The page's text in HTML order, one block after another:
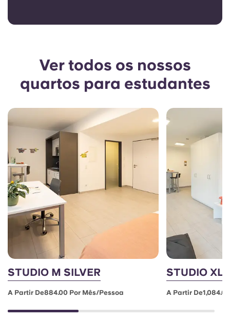
Ver todos os nossos
quartos para estudantes
STUDIO M SILVER
A Partir De884.00 Por Mês/pessoa
STUDIO XL
A Partir